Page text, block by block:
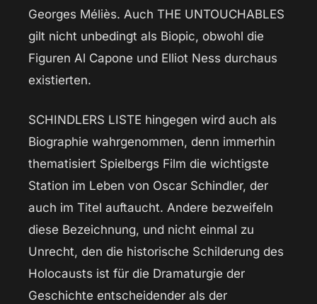
Georges Méliès. Auch THE UNTOUCHABLES
gilt nicht unbedingt als Biopic, obwohl die
Figuren Al Capone und Elliot Ness durchaus
existierten.
SCHINDLERS LISTE hingegen wird auch als
Biographie wahrgenommen, denn immerhin
thematisiert Spielbergs Film die wichtigste
Station im Leben von Oscar Schindler, der
auch im Titel auftaucht. Andere bezweifeln
diese Bezeichnung, und nicht einmal zu
Unrecht, den die historische Schilderung des
Holocausts ist für die Dramaturgie der
Geschichte entscheidender als der